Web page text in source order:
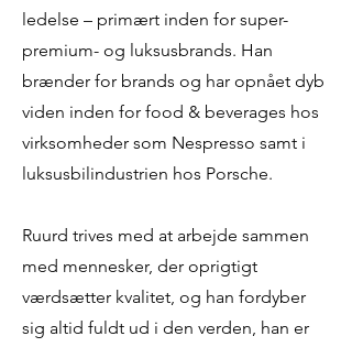
ledelse – primært inden for super-
premium- og luksusbrands. Han
brænder for brands og har opnået dyb
viden inden for food & beverages hos
virksomheder som Nespresso samt i
luksusbilindustrien hos Porsche.
Ruurd trives med at arbejde sammen
med mennesker, der oprigtigt
værdsætter kvalitet, og han fordyber
sig altid fuldt ud i den verden, han er